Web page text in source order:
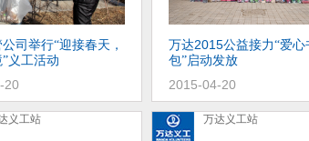
司举行“迎接春天，
” 义工活动
20
万达2015公益接力“爱心
包”启动发放
2015-04-20
义工站 万达义工站